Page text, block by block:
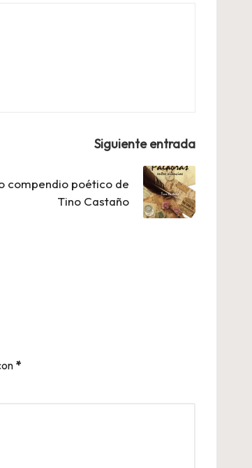
Siguiente entrada
compendio poético de
Tino Castaño
*